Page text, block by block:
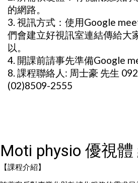
的網路。
3. 視訊方式：使用Google
們會建立好視訊室連結傳給大
以。
4. 開課前請事先準備Google
8. 課程聯絡人: 周士豪 先生
(02)8509-2555